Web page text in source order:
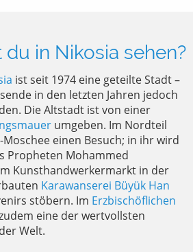
in Nikosia sehen?
ist seit 1974 eine geteilte Stadt –
in den letzten Jahren jedoch
Die Altstadt ist von einer
umgeben. Im Nordteil
einen Besuch; in ihr wird
Propheten Mohammed
Kunsthandwerkermarkt in der
Karawanserei Büyük Han
stöbern. Im Erzbischöflichen
eine der wertvollsten
Welt.